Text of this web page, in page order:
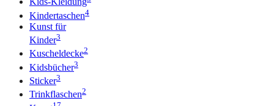
Kindertaschen4
Kunst für
Kinder3
Kuscheldecke2
Kidsbücher3
Sticker3
Trinkflaschen2